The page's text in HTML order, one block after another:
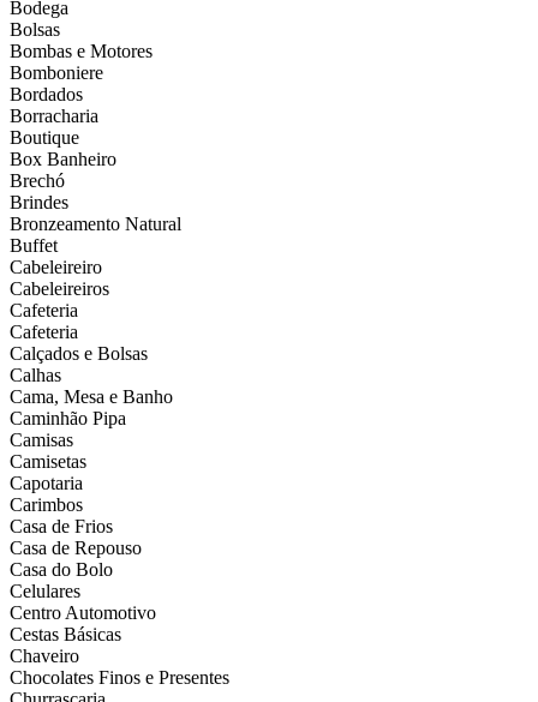
Bodega
Bolsas
Bombas e Motores
Bomboniere
Bordados
Borracharia
Boutique
Box Banheiro
Brechó
Brindes
Bronzeamento Natural
Buffet
Cabeleireiro
Cabeleireiros
Cafeteria
Cafeteria
Calçados e Bolsas
Calhas
Cama, Mesa e Banho
Caminhão Pipa
Camisas
Camisetas
Capotaria
Carimbos
Casa de Frios
Casa de Repouso
Casa do Bolo
Celulares
Centro Automotivo
Cestas Básicas
Chaveiro
Chocolates Finos e Presentes